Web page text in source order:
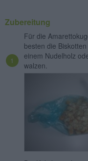
Zubereitung
Für die
besten die
einem Nudelholz
walzen.